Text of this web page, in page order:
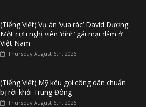
(Tiếng Việt) Vụ án ‘vua rác’ David Dương:
Một cựu nghị viên ‘dính’ gái mại dâm ở
Việt Nam
Thursday August 6th, 2026
(Tiếng Việt) Mỹ kêu gọi công dân chuẩn
bị rời khỏi Trung Đông
Thursday August 6th, 2026